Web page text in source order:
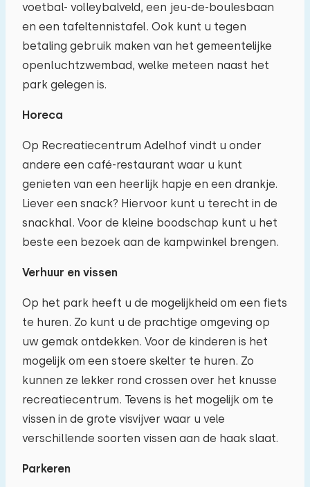
voetbal- volleybalveld, een jeu-de-boulesbaan
en een tafeltennistafel. Ook kunt u tegen
betaling gebruik maken van het gemeentelijke
openluchtzwembad, welke meteen naast het
park gelegen is.
Horeca
Op Recreatiecentrum Adelhof vindt u onder
andere een café-restaurant waar u kunt
genieten van een heerlijk hapje en een drankje.
Liever een snack? Hiervoor kunt u terecht in de
snackhal. Voor de kleine boodschap kunt u het
beste een bezoek aan de kampwinkel brengen.
Verhuur en vissen
Op het park heeft u de mogelijkheid om een fiets
te huren. Zo kunt u de prachtige omgeving op
uw gemak ontdekken. Voor de kinderen is het
mogelijk om een stoere skelter te huren. Zo
kunnen ze lekker rond crossen over het knusse
recreatiecentrum. Tevens is het mogelijk om te
vissen in de grote visvijver waar u vele
verschillende soorten vissen aan de haak slaat.
Parkeren